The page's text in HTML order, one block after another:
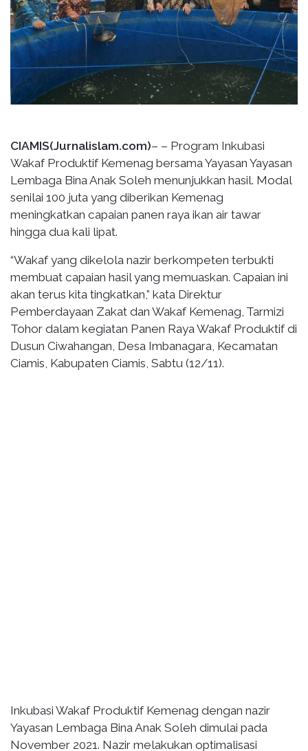
CIAMIS(Jurnalislam.com)– – Program Inkubasi
Wakaf Produktif Kemenag bersama Yayasan Yayasan
Lembaga Bina Anak Soleh menunjukkan hasil. Modal
senilai 100 juta yang diberikan Kemenag
meningkatkan capaian panen raya ikan air tawar
hingga dua kali lipat.
“Wakaf yang dikelola nazir berkompeten terbukti
membuat capaian hasil yang memuaskan. Capaian ini
akan terus kita tingkatkan,” kata Direktur
Pemberdayaan Zakat dan Wakaf Kemenag, Tarmizi
Tohor dalam kegiatan Panen Raya Wakaf Produktif di
Dusun Ciwahangan, Desa Imbanagara, Kecamatan
Ciamis, Kabupaten Ciamis, Sabtu (12/11).
Inkubasi Wakaf Produktif Kemenag dengan nazir
Yayasan Lembaga Bina Anak Soleh dimulai pada
November 2021. Nazir melakukan optimalisasi